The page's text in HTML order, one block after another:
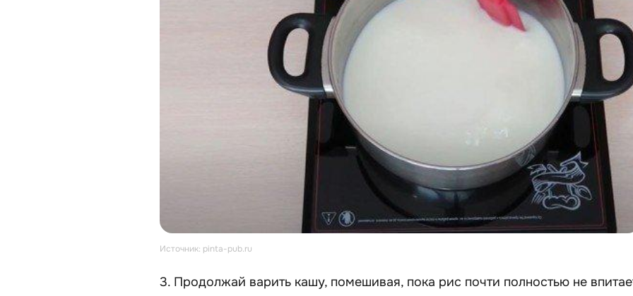
Источник: pinta-pub.ru
3. Продолжай варить кашу, помешивая, пока рис почти полностью не